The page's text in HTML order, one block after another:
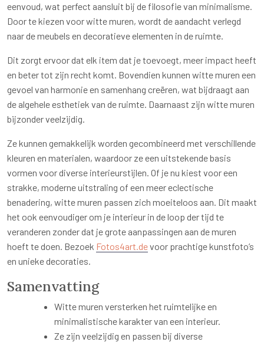
eenvoud, wat perfect aansluit bij de filosofie van minimalisme.
Door te kiezen voor witte muren, wordt de aandacht verlegd
naar de meubels en decoratieve elementen in de ruimte.
Dit zorgt ervoor dat elk item dat je toevoegt, meer impact heeft
en beter tot zijn recht komt. Bovendien kunnen witte muren een
gevoel van harmonie en samenhang creëren, wat bijdraagt aan
de algehele esthetiek van de ruimte. Daarnaast zijn witte muren
bijzonder veelzijdig.
Ze kunnen gemakkelijk worden gecombineerd met verschillende
kleuren en materialen, waardoor ze een uitstekende basis
vormen voor diverse interieurstijlen. Of je nu kiest voor een
strakke, moderne uitstraling of een meer eclectische
benadering, witte muren passen zich moeiteloos aan. Dit maakt
het ook eenvoudiger om je interieur in de loop der tijd te
veranderen zonder dat je grote aanpassingen aan de muren
hoeft te doen. Bezoek Fotos4art.devoor prachtige kunstfoto’s
en unieke decoraties.
Samenvatting
Witte muren versterken het ruimtelijke en
minimalistische karakter van een interieur.
Ze zijn veelzijdig en passen bij diverse